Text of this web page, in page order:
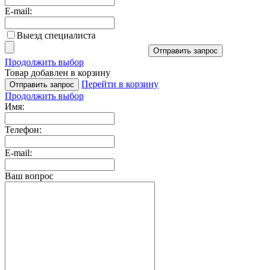
E-mail:
Выезд специалиста
Отправить запрос
Продолжить выбор
Товар добавлен в корзину
Отправить запрос
Перейти в корзину
Продолжить выбор
Имя:
Телефон:
E-mail:
Ваш вопрос